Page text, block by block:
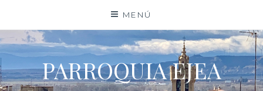
contenido
MENÚ
PARROQUIA EJEA